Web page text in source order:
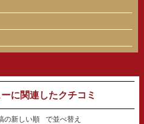
に関連したクチコミ
の新しい順 で並べ替え